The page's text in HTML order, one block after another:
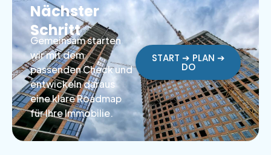
Nächster
Schritt
Gemeinsam starten
wir mit dem
passenden Check und
entwickeln daraus
eine klare Roadmap
für Ihre Immobilie.
START ➔ PLAN ➔
DO